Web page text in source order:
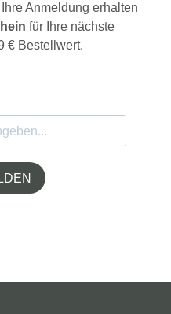
Anmeldung erhalten
für Ihre nächste
€ Bestellwert.